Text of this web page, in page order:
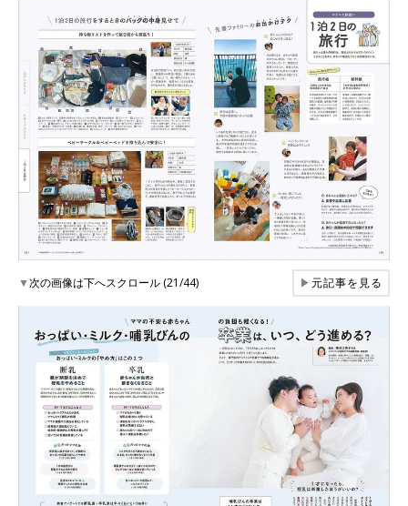
▼次の画像は下へスクロール (21/44) ▶元記事を見る